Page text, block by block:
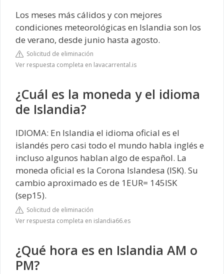
Los meses más cálidos y con mejores
condiciones meteorológicas en Islandia son los
de verano, desde junio hasta agosto.
Solicitud de eliminación
Ver respuesta completa en lavacarrental.is
¿Cuál es la moneda y el idioma
de Islandia?
IDIOMA: En Islandia el idioma oficial es el
islandés pero casi todo el mundo habla inglés e
incluso algunos hablan algo de español. La
moneda oficial es la Corona Islandesa (ISK). Su
cambio aproximado es de 1EUR= 145ISK
(sep15).
Solicitud de eliminación
Ver respuesta completa en islandia66.es
¿Qué hora es en Islandia AM o
PM?